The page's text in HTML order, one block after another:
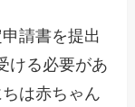
請書を提出
ける必要があ
は赤ちゃん